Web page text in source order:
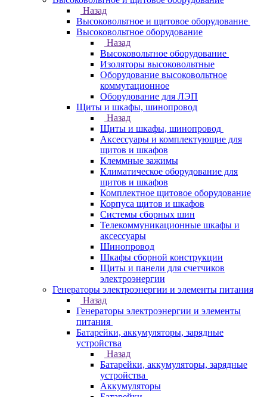
Назад
Высоковольтное и щитовое оборудование
Высоковольтное оборудование
Назад
Высоковольтное оборудование
Изоляторы высоковольтные
Оборудование высоковольтное
коммутационное
Оборудование для ЛЭП
Щиты и шкафы, шинопровод
Назад
Щиты и шкафы, шинопровод
Аксессуары и комплектующие для
щитов и шкафов
Клеммные зажимы
Климатическое оборудование для
щитов и шкафов
Комплектное щитовое оборудование
Корпуса щитов и шкафов
Системы сборных шин
Телекоммуникационные шкафы и
аксессуары
Шинопровод
Шкафы сборной конструкции
Щиты и панели для счетчиков
электроэнергии
Генераторы электроэнергии и элементы питания
Назад
Генераторы электроэнергии и элементы
питания
Батарейки, аккумуляторы, зарядные
устройства
Назад
Батарейки, аккумуляторы, зарядные
устройства
Аккумуляторы